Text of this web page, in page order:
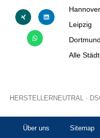
Hannover
Leipzig
Dortmund
Alle
HERSTELLERNEUTRAL ·
Über uns Sitemap